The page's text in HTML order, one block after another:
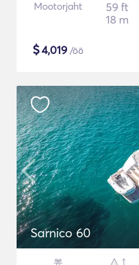
Mootorjaht
59 ft
18 m
$4,019 /öö
Sarnico 60